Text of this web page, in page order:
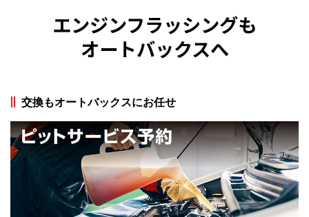
エンジンフラッシングも
オートバックスへ
交換もオートバックスにお任せ